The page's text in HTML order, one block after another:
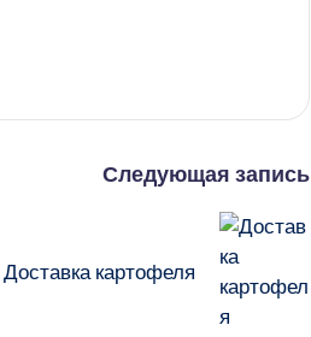
Следующая запись
Доставка картофеля